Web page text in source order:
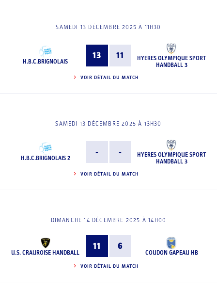
SAMEDI 13 DÉCEMBRE 2025 À 11H30
H.B.C.BRIGNOLAIS
13 11
HYERES OLYMPIQUE SPORT
HANDBALL 3
VOIR DÉTAIL DU MATCH
SAMEDI 13 DÉCEMBRE 2025 À 13H30
H.B.C.BRIGNOLAIS 2
- -
HYERES OLYMPIQUE SPORT
HANDBALL 3
VOIR DÉTAIL DU MATCH
DIMANCHE 14 DÉCEMBRE 2025 À 14H00
U.S. CRAUROISE HANDBALL
11 6
COUDON GAPEAU HB
VOIR DÉTAIL DU MATCH